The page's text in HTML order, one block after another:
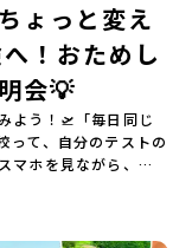
ょっと変え
！おためし
会💡
よう！🛫「毎日同じ
って、自分のテストの
マホを見ながら、進
の点数ではなく、
。そんな新しい選
きなり知らない土地